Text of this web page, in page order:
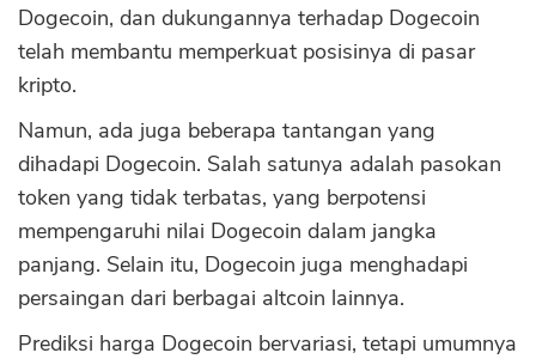
Dogecoin, dan dukungannya terhadap Dogecoin
telah membantu memperkuat posisinya di pasar
kripto.
Namun, ada juga beberapa tantangan yang
dihadapi Dogecoin. Salah satunya adalah pasokan
token yang tidak terbatas, yang berpotensi
mempengaruhi nilai Dogecoin dalam jangka
panjang. Selain itu, Dogecoin juga menghadapi
persaingan dari berbagai altcoin lainnya.
Prediksi harga Dogecoin bervariasi, tetapi umumnya
OK
CANCEL